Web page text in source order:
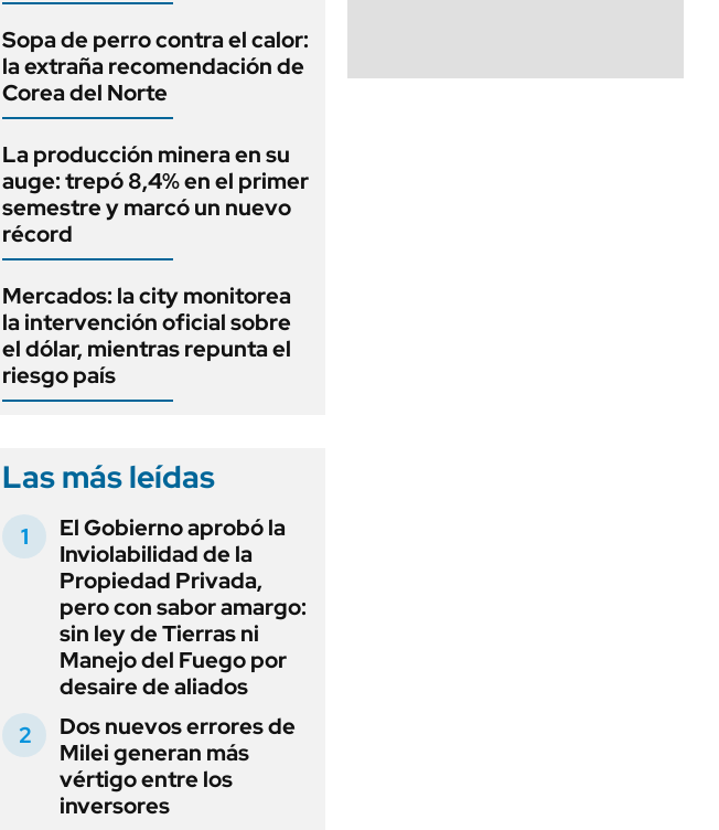
Sopa de perro contra el calor:
la extraña recomendación de
Corea del Norte
La producción minera en su
auge: trepó 8,4% en el primer
semestre y marcó un nuevo
récord
Mercados: la city monitorea
la intervención oficial sobre
el dólar, mientras repunta el
riesgo país
Las más leídas
El Gobierno aprobó la
Inviolabilidad de la
Propiedad Privada,
pero con sabor amargo:
sin ley de Tierras ni
Manejo del Fuego por
desaire de aliados
Dos nuevos errores de
Milei generan más
vértigo entre los
inversores